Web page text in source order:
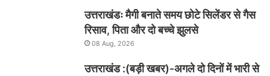
उत्तराखंडः मैगी बनाते समय छोटे सिलेंडर से गैस
रिसाव, पिता और दो बच्चे झुलसे
08 Aug, 2026
उत्तराखंड :(बड़ी खबर)-अगले दो दिनों में भारी से